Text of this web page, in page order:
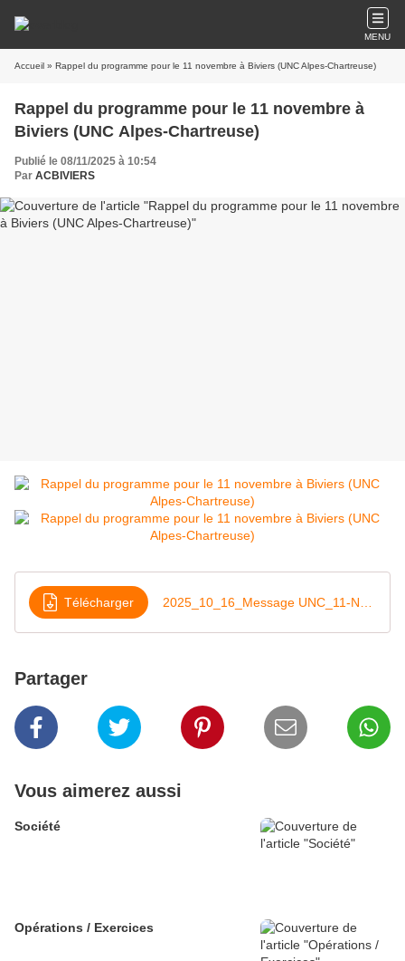
MENU
Accueil » Rappel du programme pour le 11 novembre à Biviers (UNC Alpes-Chartreuse)
Rappel du programme pour le 11 novembre à
Biviers (UNC Alpes-Chartreuse)
Publié le 08/11/2025 à 10:54
Par ACBIVIERS
Télécharger
Partager
Vous aimerez aussi
Société
Opérations / Exercices